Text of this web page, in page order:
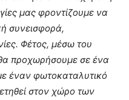
μας φροντίζουμε να
συνεισφορά,
Φέτος, μέσω του
προχωρήσουμε σε ένα
έναν φωτοκαταλυτικό
στον χώρο των